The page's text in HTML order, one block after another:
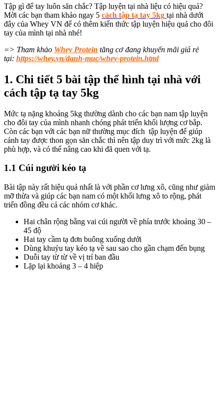
Tập gì để tay luôn săn chắc? Tập luyện tại nhà liệu có hiệu quả?
Mời các bạn tham khảo ngay 5 cách tập tạ tay 5kg tại nhà dưới
đây của Whey VN để có thêm kiến thức tập luyện hiệu quả cho đôi
tay của mình tại nhà nhé!
=> Tham khảo Whey Protein tăng cơ đang khuyến mãi giá rẻ
tại: https://whey.vn/danh-muc/whey-protein.html
1. Chi tiết 5 bài tập thể hình tại nhà với
cách tập tạ tay 5kg
Mức tạ nặng khoảng 5kg thường dành cho các bạn nam tập luyện
cho đôi tay của mình nhanh chóng phát triển khối lượng cơ bắp.
Còn các bạn với các bạn nữ thường mục đích tập luyện để giúp
cánh tay được thon gọn săn chắc thì nên tập duy trì với mức 2kg là
phù hợp, và có thể nâng cao khi đã quen với tạ.
1.1 Cúi người kéo tạ
Bài tập này rất hiệu quả nhất là với phần cơ lưng xô, cũng như giảm
mỡ thừa và giúp các bạn nam có một khối lưng xô to rộng, phát
triển đồng đều cả các nhóm cơ khác.
Hai chân rộng bằng vai cúi người về phía trước khoảng 30 –
45 độ
Hai tay cầm tạ đơn buông xuống dưới
Dùng khuỷu tay kéo tạ về sau sao cho gần chạm đến bụng
Duỗi tay từ từ về vị trí ban đầu
Lặp lại khoảng 3 – 4 hiệp